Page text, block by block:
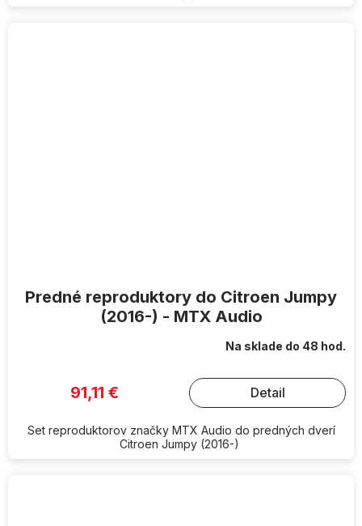
Predné reproduktory do Citroen Jumpy
(2016-) - MTX Audio
Na sklade do 48 hod.
91,11 € Detail
Set reproduktorov značky MTX Audio do predných dverí
Citroen Jumpy (2016-)